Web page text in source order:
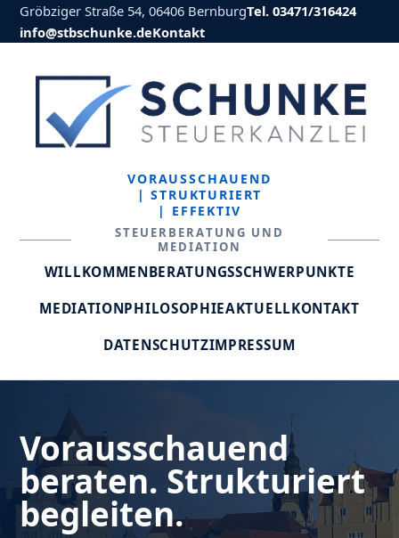
Gröbziger Straße 54, 06406 BernburgTel. 03471/316424
info@stbschunke.deKontakt
VORAUSSCHAUEND
| STRUKTURIERT
| EFFEKTIV
STEUERBERATUNG UND
MEDIATION
WILLKOMMENBERATUNGSSCHWERPUNKTE
MEDIATIONPHILOSOPHIEAKTUELLKONTAKT
DATENSCHUTZIMPRESSUM
Vorausschauend
beraten. Strukturiert
begleiten.